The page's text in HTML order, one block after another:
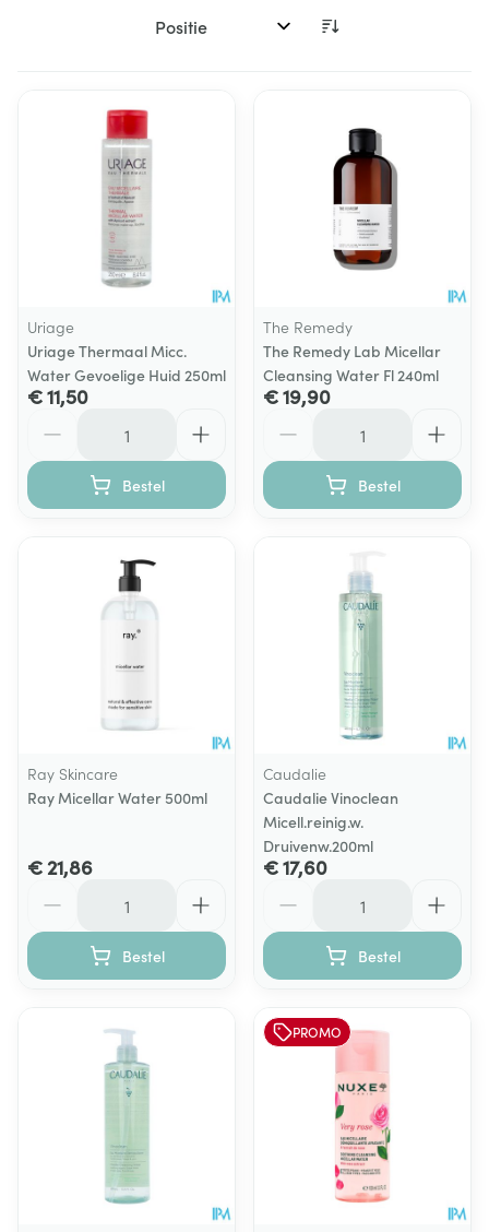
Sorteer op:
Uriage
Uriage Thermaal Micc.
Water Gevoelige Huid 250ml
€ 11,50
Bestel
The Remedy
The Remedy Lab Micellar
Cleansing Water Fl 240ml
€ 19,90
Bestel
Ray Skincare
Ray Micellar Water 500ml
€ 21,86
Bestel
Caudalie
Caudalie Vinoclean
Micell.reinig.w.
Druivenw.200ml
€ 17,60
Bestel
PROMO